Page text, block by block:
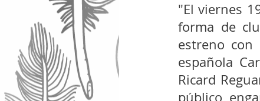
"El viernes
forma de
estreno
española
Ricard
público